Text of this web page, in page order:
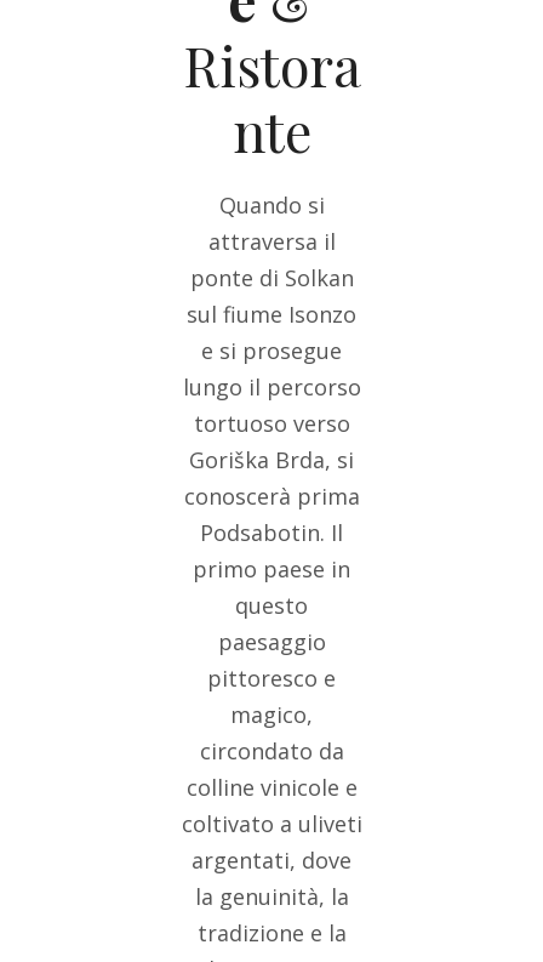
Ristora
nte
Quando si
attraversa il
ponte di Solkan
sul fiume Isonzo
e si prosegue
lungo il percorso
tortuoso verso
Goriška Brda, si
conoscerà prima
Podsabotin. Il
primo paese in
questo
paesaggio
pittoresco e
magico,
circondato da
colline vinicole e
coltivato a uliveti
argentati, dove
la genuinità, la
tradizione e la